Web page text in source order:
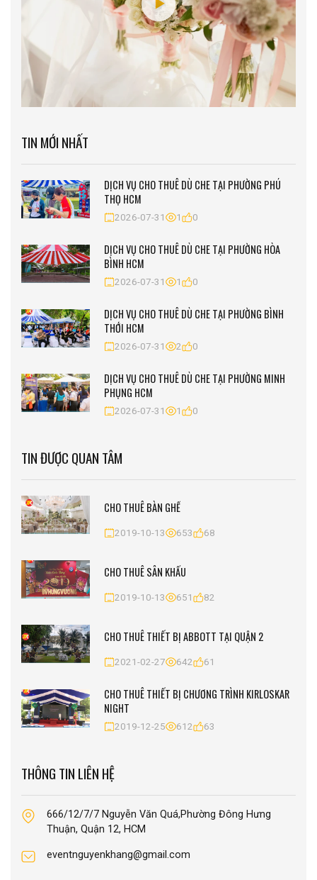
TIN MỚI NHẤT
DỊCH VỤ CHO THUÊ DÙ CHE TẠI PHƯỜNG PHÚ
THỌ HCM
2026-07-31 1 0
DỊCH VỤ CHO THUÊ DÙ CHE TẠI PHƯỜNG HÒA
BÌNH HCM
2026-07-31 1 0
DỊCH VỤ CHO THUÊ DÙ CHE TẠI PHƯỜNG BÌNH
THỚI HCM
2026-07-31 2 0
DỊCH VỤ CHO THUÊ DÙ CHE TẠI PHƯỜNG MINH
PHỤNG HCM
2026-07-31 1 0
TIN ĐƯỢC QUAN TÂM
CHO THUÊ BÀN GHẾ
2019-10-13 653 68
CHO THUÊ SÂN KHẤU
2019-10-13 651 82
CHO THUÊ THIẾT BỊ ABBOTT TẠI QUẬN 2
2021-02-27 642 61
CHO THUÊ THIẾT BỊ CHƯƠNG TRÌNH KIRLOSKAR
NIGHT
2019-12-25 612 63
THÔNG TIN LIÊN HỆ
666/12/7/7 Nguyễn Văn Quá,Phường Đông Hưng
Thuận, Quận 12, HCM
eventnguyenkhang@gmail.com